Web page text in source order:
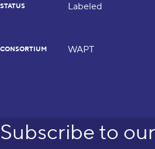
STATUS Labeled
CONSORTIUM WAPT
Subscribe to